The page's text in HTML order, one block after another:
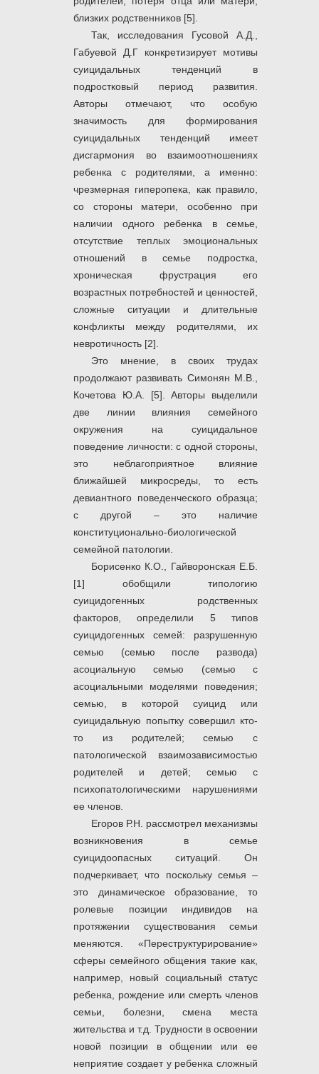
близких родственников [5].
Так, исследования Гусовой А.Д.,
Габуевой Д.Г конкретизирует мотивы
суицидальных тенденций в
подростковый период развития.
Авторы отмечают, что особую
значимость для формирования
суицидальных тенденций имеет
дисгармония во взаимоотношениях
ребенка с родителями, а именно:
чрезмерная гиперопека, как правило,
со стороны матери, особенно при
наличии одного ребенка в семье,
отсутствие теплых эмоциональных
отношений в семье подростка,
хроническая фрустрация его
возрастных потребностей и ценностей,
сложные ситуации и длительные
конфликты между родителями, их
невротичность [2].
Это мнение, в своих трудах
продолжают развивать Симонян М.В.,
Кочетова Ю.А. [5]. Авторы выделили
две линии влияния семейного
окружения на суицидальное
поведение личности: с одной стороны,
это неблагоприятное влияние
ближайшей микросреды, то есть
девиантного поведенческого образца;
с другой ‒ это наличие
конституционально-биологической
семейной патологии.
Борисенко К.О., Гайворонская Е.Б.
[1] обобщили типологию
суицидогенных родственных
факторов, определили 5 типов
суицидогенных семей: разрушенную
семью (семью после развода)
асоциальную семью (семью с
асоциальными моделями поведения;
семью, в которой суицид или
суицидальную попытку совершил кто-
то из родителей; семью с
патологической взаимозависимостью
родителей и детей; семью с
психопатологическими нарушениями
ее членов.
Егоров Р.Н. рассмотрел механизмы
возникновения в семье
суицидоопасных ситуаций. Он
подчеркивает, что поскольку семья ‒
это динамическое образование, то
ролевые позиции индивидов на
протяжении существования семьи
меняются. «Переструктурирование»
сферы семейного общения такие как,
например, новый социальный статус
ребенка, рождение или смерть членов
семьи, болезни, смена места
жительства и т.д. Трудности в освоении
новой позиции в общении или ее
неприятие создает у ребенка сложный